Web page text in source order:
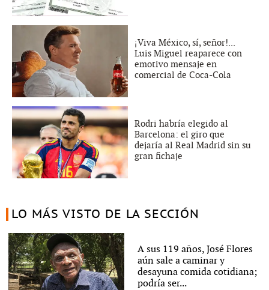
¡Viva México, sí, señor!...
Luis Miguel reaparece con
emotivo mensaje en
comercial de Coca-Cola
Rodri habría elegido al
Barcelona: el giro que
dejaría al Real Madrid sin su
gran fichaje
LO MÁS VISTO DE LA SECCIÓN
A sus 119 años, José Flores
aún sale a caminar y
desayuna comida cotidiana;
podría ser...